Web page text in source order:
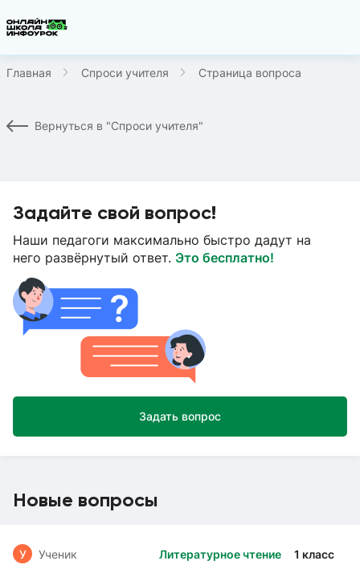
Главная Спроси учителя Страница вопроса
Вернуться в "Спроси учителя"
Задайте свой вопрос!
Наши педагоги максимально быстро дадут на
него развёрнутый ответ. Это бесплатно!
Задать вопрос
Новые вопросы
Литературное чтение 1 класс
У Ученик